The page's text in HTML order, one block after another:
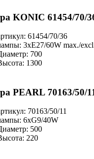
KONIC 61454/70/
61454/70/36
3xE27/60W max./
700
1300
PEARL 70163/50/
70163/50/11
6xG9/40W
500
220